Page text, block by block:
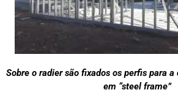
Sobre o radier são fixados os perfis para
em “steel frame”